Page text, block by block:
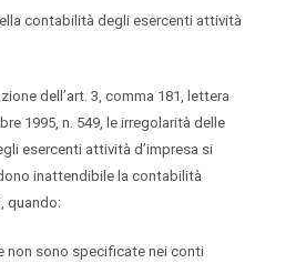
contabilità degli esercenti attività
dell’art. 3, comma 181, lettera
1995, n. 549, le irregolarità delle
esercenti attività d’impresa si
inattendibile la contabilità
quando:
non sono specificate nei conti